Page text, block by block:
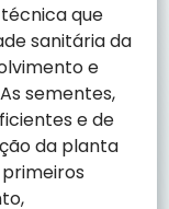
que
sanitária da
e
sementes,
e de
da planta